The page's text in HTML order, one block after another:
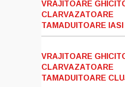
VRAJITOARE
CLARVAZATOARE
TAMADUITOARE IASI
VRAJITOARE
CLARVAZATOARE
TAMADUITOARE